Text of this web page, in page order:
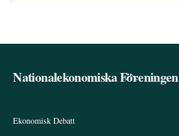
Back
Nationalekonomiska Föreningen
Ekonomisk Debatt